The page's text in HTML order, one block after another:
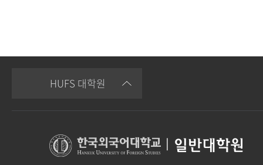
HUFS 대학원
일반대학원